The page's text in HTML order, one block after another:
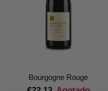
Bourgogne Rouge